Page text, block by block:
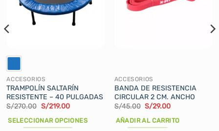
ACCESORIOS
TRAMPOLÍN SALTARÍN
RESISTENTE – 40 PULGADAS
S/270.00 El
original
era:
S/219.00El
actual
es:
SELECCIONAR OPCIONES
ACCESORIOS
BANDA DE RESISTENCIA
CIRCULAR 2 CM. ANCHO
S/45.00 El
original
era:
S/29.00El
actual
AÑADIR AL CARRITO